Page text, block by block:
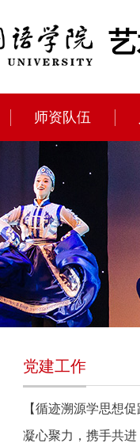
师资队伍
党建工作
【循迹溯源学思想
凝心聚力，携手共